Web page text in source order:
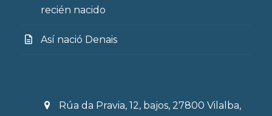
recién nacido
Así nació Denais
Rúa da Pravia, 12, bajos, 27800 Vilalba,